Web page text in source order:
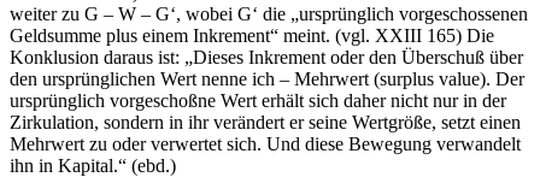
weiter zu G – W – G‘, wobei G‘ die „ursprünglich vorgeschossenen
Geldsumme plus einem Inkrement“ meint. (vgl. XXIII 165) Die
Konklusion daraus ist: „Dieses Inkrement oder den Überschuß über
den ursprünglichen Wert nenne ich – Mehrwert (surplus value). Der
ursprünglich vorgeschoßne Wert erhält sich daher nicht nur in der
Zirkulation, sondern in ihr verändert er seine Wertgröße, setzt einen
Mehrwert zu oder verwertet sich. Und diese Bewegung verwandelt
ihn in Kapital.“ (ebd.)